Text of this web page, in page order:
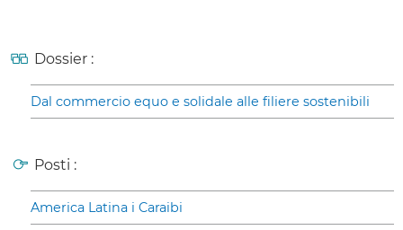
Dossier :
Dal commercio equo e solidale alle filiere sostenibili
Posti :
America Latina i Caraibi